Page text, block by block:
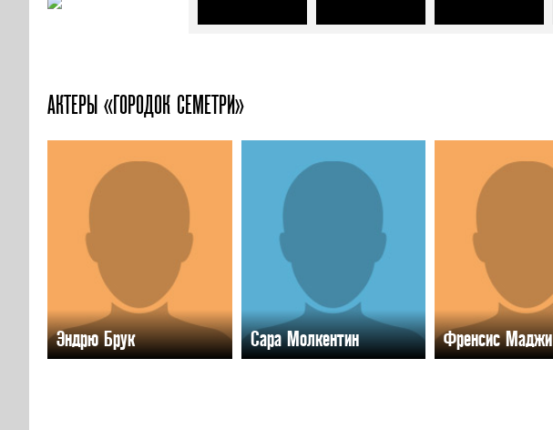
АКТЕРЫ «ГОРОДОК СЕМЕТРИ»
Эндрю Брук Сара Молкентин Френсис Маджи